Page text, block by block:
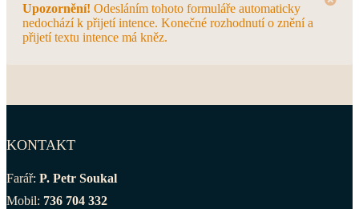
Upozornění! Odesláním tohoto formuláře automaticky
nedochází k přijetí intence. Konečné rozhodnutí o znění a
přijetí textu intence má kněz.
KONTAKT
Farář: P. Petr Soukal
Mobil: 736 704 332